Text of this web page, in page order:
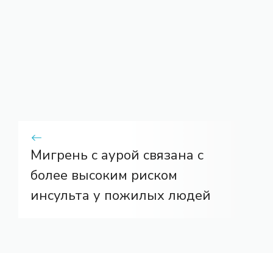
Мигрень с аурой связана с
более высоким риском
инсульта у пожилых людей